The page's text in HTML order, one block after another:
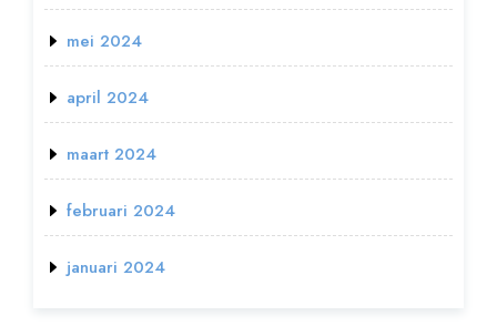
mei 2024
april 2024
maart 2024
februari 2024
januari 2024